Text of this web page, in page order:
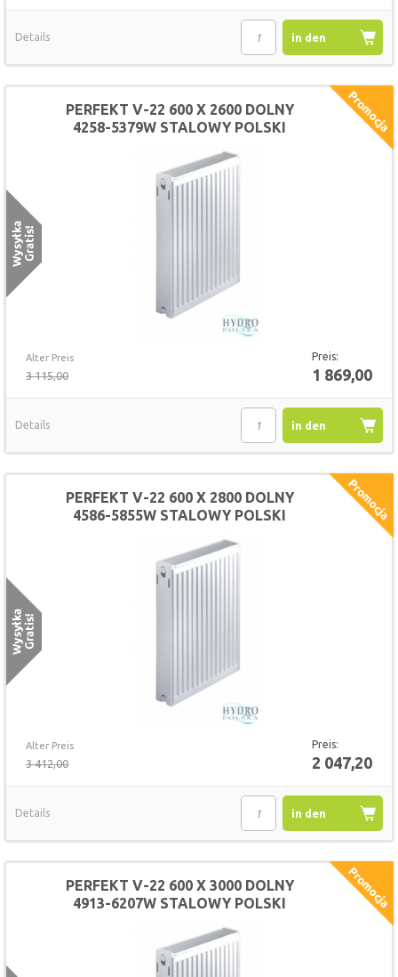
in den
Details
Alter Preis
3 115,00
Preis:
1 869,00
PERFEKT V-22 600 X 2600 DOLNY
4258-5379W STALOWY POLSKI
in den
Details
Alter Preis
3 412,00
Preis:
2 047,20
PERFEKT V-22 600 X 2800 DOLNY
4586-5855W STALOWY POLSKI
in den
Details
PERFEKT V-22 600 X 3000 DOLNY
4913-6207W STALOWY POLSKI